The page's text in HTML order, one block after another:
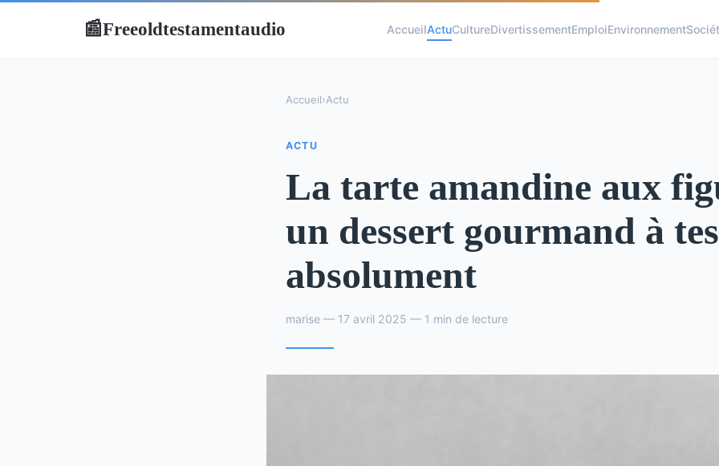
📰Freeoldtestamentaudio AccueilActuCultureDivertissementEmploiEnvironnement
Accueil›Actu
ACTU
La tarte amandine aux
un dessert gourmand à
absolument
marise — 17 avril 2025 — 1 min de lecture